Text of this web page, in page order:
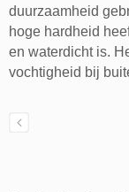
duurzaamheid
hoge hardheid
en waterdicht is.
vochtigheid bij